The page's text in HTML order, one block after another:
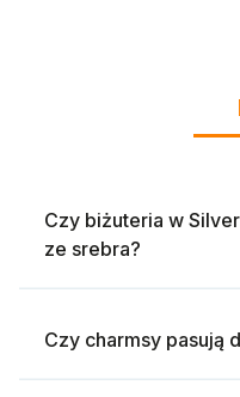
Czy biżuteria w
ze srebra?
Czy charmsy pasują